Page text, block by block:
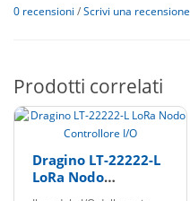
0 recensioni /Scrivi una recensione
Prodotti correlati
Dragino LT-22222-L
LoRa Nodo